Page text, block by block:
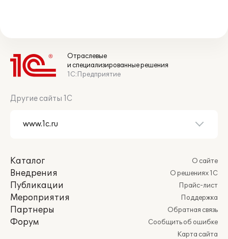
Отраслевые
и специализированные решения
1С:Предприятие
Другие сайты 1С
Каталог
Внедрения
Публикации
Мероприятия
Партнеры
Форум
О сайте
О решениях 1С
Прайс-лист
Поддержка
Обратная связь
Сообщить об ошибке
Карта сайта